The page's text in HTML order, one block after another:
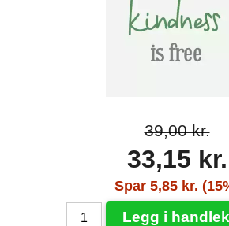
39,00 kr.
33,15 kr.
Spar 5,85 kr.
Legg i